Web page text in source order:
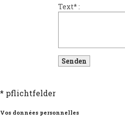
Text*:
* pflichtfelder
Vos données personnelles